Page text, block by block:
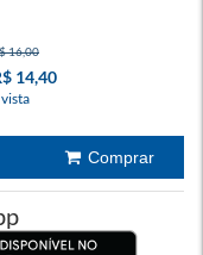
16,00
14,40
vista